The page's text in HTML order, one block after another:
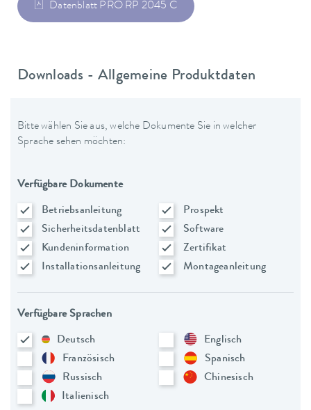
Datenblatt PRO RP 2045 C
Downloads - Allgemeine Produktdaten
Bitte wählen Sie aus, welche Dokumente Sie in welcher
Sprache sehen möchten:
Verfügbare Dokumente
Betriebsanleitung
Prospekt
Sicherheitsdatenblatt
Software
Kundeninformation
Zertifikat
Installationsanleitung
Montageanleitung
Verfügbare Sprachen
Deutsch
Englisch
Französisch
Spanisch
Russisch
Chinesisch
Italienisch